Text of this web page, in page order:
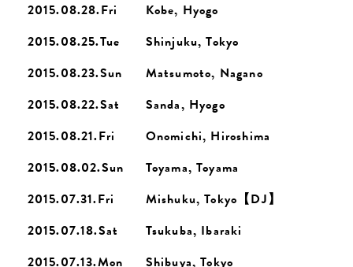
2015.08.28.Fri
Kobe, Hyogo
2015.08.25.Tue
Shinjuku, Tokyo
2015.08.23.Sun
Matsumoto, Nagano
2015.08.22.Sat
Sanda, Hyogo
2015.08.21.Fri
Onomichi, Hiroshima
2015.08.02.Sun
Toyama, Toyama
2015.07.31.Fri
Mishuku, Tokyo【DJ】
2015.07.18.Sat
Tsukuba, Ibaraki
2015.07.13.Mon
Shibuya, Tokyo